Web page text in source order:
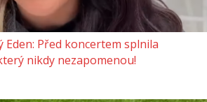
Eden: Před koncertem splnila
nikdy nezapomenou!